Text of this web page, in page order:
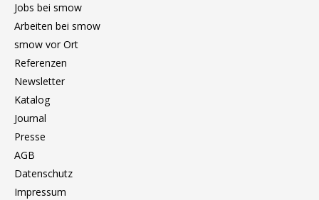
Bücherregale
Wandregale
Sideboards & Kommoden
TV Möbel
Barmöbel
Jobs bei smow
Arbeiten bei smow
smow vor Ort
Referenzen
Newsletter
Katalog
Journal
Presse
AGB
Datenschutz
Impressum